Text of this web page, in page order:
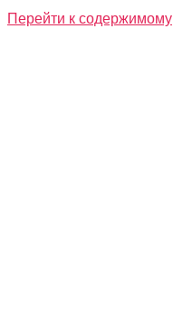
Перейти к содержимому